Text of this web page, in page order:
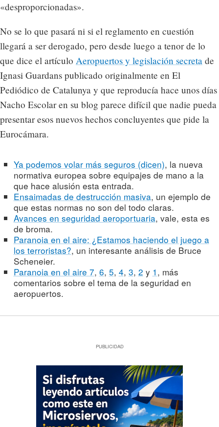
«desproporcionadas».
No se lo que pasará ni si el reglamento en cuestión
llegará a ser derogado, pero desde luego a tenor de lo
que dice el artículo Aeropuertos y legislación secreta de
Ignasi Guardans publicado originalmente en El
Pediódico de Catalunya y que reproducía hace unos días
Nacho Escolar en su blog parece difícil que nadie pueda
presentar esos nuevos hechos concluyentes que pide la
Eurocámara.
Ya podemos volar más seguros (dicen), la nueva
normativa europea sobre equipajes de mano a la
que hace alusión esta entrada.
Ensaimadas de destrucción masiva, un ejemplo de
que estas normas no son del todo claras.
Avances en seguridad aeroportuaria, vale, esta es
de broma.
Paranoia en el aire: ¿Estamos haciendo el juego a
los terroristas?, un interesante análisis de Bruce
Scheneier.
Paranoia en el aire 7, 6, 5, 4, 3, 2 y 1 , más
comentarios sobre el tema de la seguridad en
aeropuertos.
PUBLICIDAD